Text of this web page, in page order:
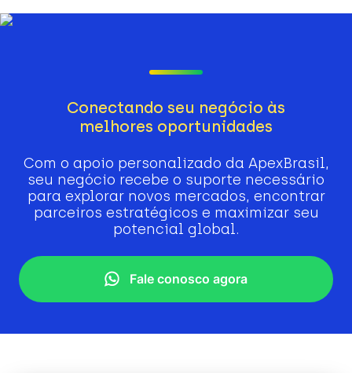
Conectando seu negócio às
melhores oportunidades
Com o apoio personalizado da ApexBrasil,
seu negócio recebe o suporte necessário
para explorar novos mercados, encontrar
parceiros estratégicos e maximizar seu
potencial global.
Fale conosco agora